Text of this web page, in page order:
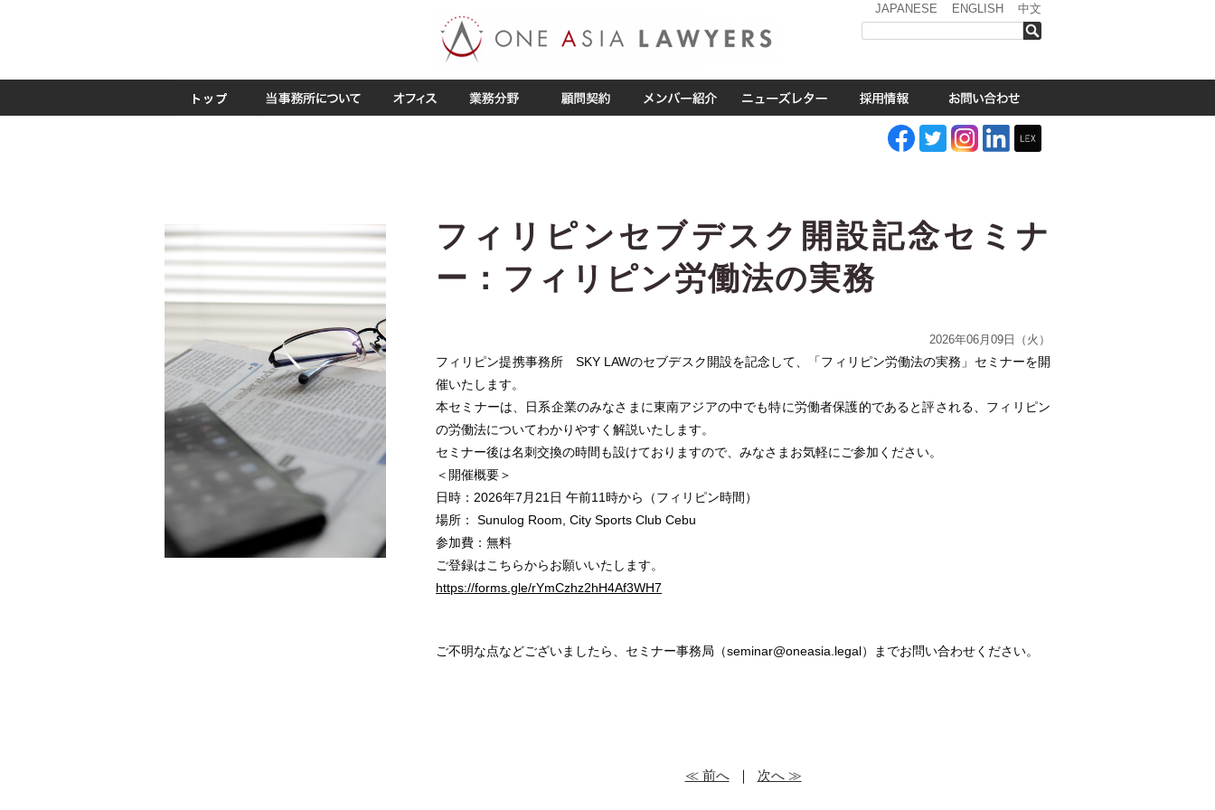
JAPANESE ENGLISH 中文
フィリピンセブデスク開設記念セミナ
ー：フィリピン労働法の実務
2026年06月09日（火）
フィリピン提携事務所 SKY LAWのセブデスク開設を記念して、「フィリピン労働法の実務」セミナーを開
催いたします。
本セミナーは、日系企業のみなさまに東南アジアの中でも特に労働者保護的であると評される、フィリピン
の労働法についてわかりやすく解説いたします。
セミナー後は名刺交換の時間も設けておりますので、みなさまお気軽にご参加ください。
＜開催概要＞
日時：2026年7月21日 午前11時から（フィリピン時間）
場所： Sunulog Room, City Sports Club Cebu
参加費：無料
ご登録はこちらからお願いいたします。
https://forms.gle/rYmCzhz2hH4Af3WH7
ご不明な点などございましたら、セミナー事務局（seminar@oneasia.legal）までお問い合わせください。
≪ 前へ｜ 次へ ≫